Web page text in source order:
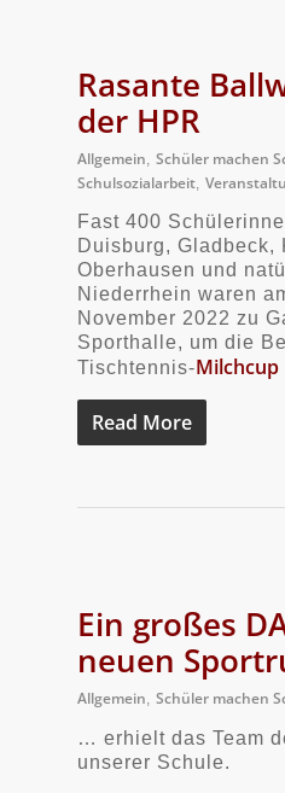
Rasante
der HPR
Allgemein Schüler machen
Schulsozialarbeit
Fast 400
Duisburg, Gladbeck,
Oberhausen und
Niederrhein waren
November 2022 zu
Sporthalle, um die
Tischtennis-Milchcup
Read More
Ein großes
neuen
Allgemein Schüler machen
… erhielt das Team
unserer Schule.